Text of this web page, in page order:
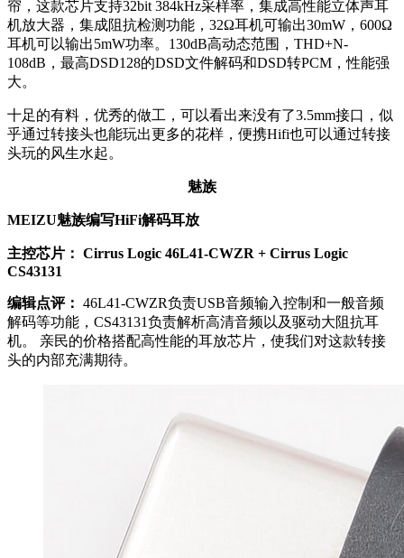
帘，这款芯片支持32bit 384kHz采样率，集成高性能立体声耳
机放大器，集成阻抗检测功能，32Ω耳机可输出30mW，600Ω
耳机可以输出5mW功率。130dB高动态范围，THD+N-
108dB，最高DSD128的DSD文件解码和DSD转PCM，性能强
大。
十足的有料，优秀的做工，可以看出来没有了3.5mm接口，似
乎通过转接头也能玩出更多的花样，便携Hifi也可以通过转接
头玩的风生水起。
魅族
MEIZU魅族编写HiFi解码耳放
主控芯片： Cirrus Logic 46L41-CWZR + Cirrus Logic
CS43131
编辑点评： 46L41-CWZR负责USB音频输入控制和一般音频
解码等功能，CS43131负责解析高清音频以及驱动大阻抗耳
机。 亲民的价格搭配高性能的耳放芯片，使我们对这款转接
头的内部充满期待。